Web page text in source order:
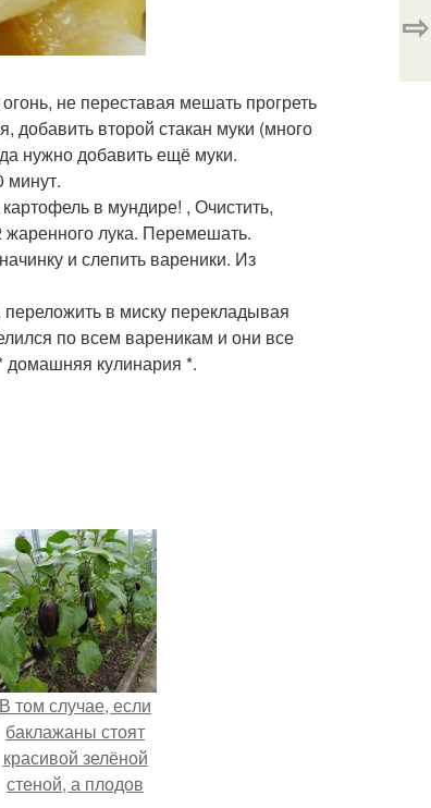
не переставая мешать прогреть
добавить второй стакан муки (много
нужно добавить ещё муки.
минут.
в мундире! , Очистить,
жаренного лука. Перемешать.
и слепить вареники. Из
в миску перекладывая
по всем вареникам и они все
домашняя кулинария *.
⇨
В том случае, если
баклажаны стоят
красивой зелёной
стеной, а плодов